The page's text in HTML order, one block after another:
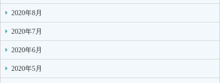
2020年8月
2020年7月
2020年6月
2020年5月